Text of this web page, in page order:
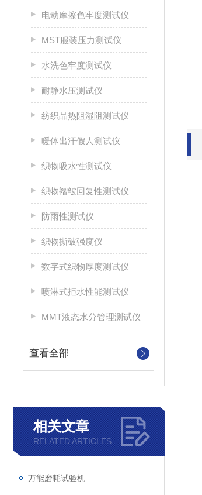
电动摩擦色牢度测试仪
MST服装压力测试仪
水洗色牢度测试仪
耐静水压测试仪
纺织品热阻湿阻测试仪
暖体出汗假人测试仪
织物吸水性测试仪
织物褶皱回复性测试仪
防雨性测试仪
织物撕破强度仪
数字式织物厚度测试仪
喷淋式拒水性能测试仪
MMT液态水分管理测试仪
查看全部
相关文章
RELATED ARTICLES
万能磨耗试验机